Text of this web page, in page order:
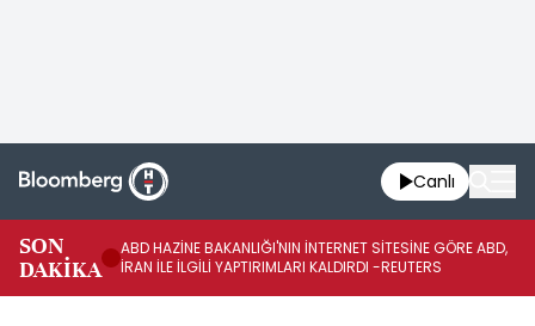
Canlı
SON
DAKİKA
ABD HAZİNE BAKANLIĞI'NIN İNTERNET SİTESİNE GÖRE ABD,
İRAN İLE İLGİLİ YAPTIRIMLARI KALDIRDI -REUTERS